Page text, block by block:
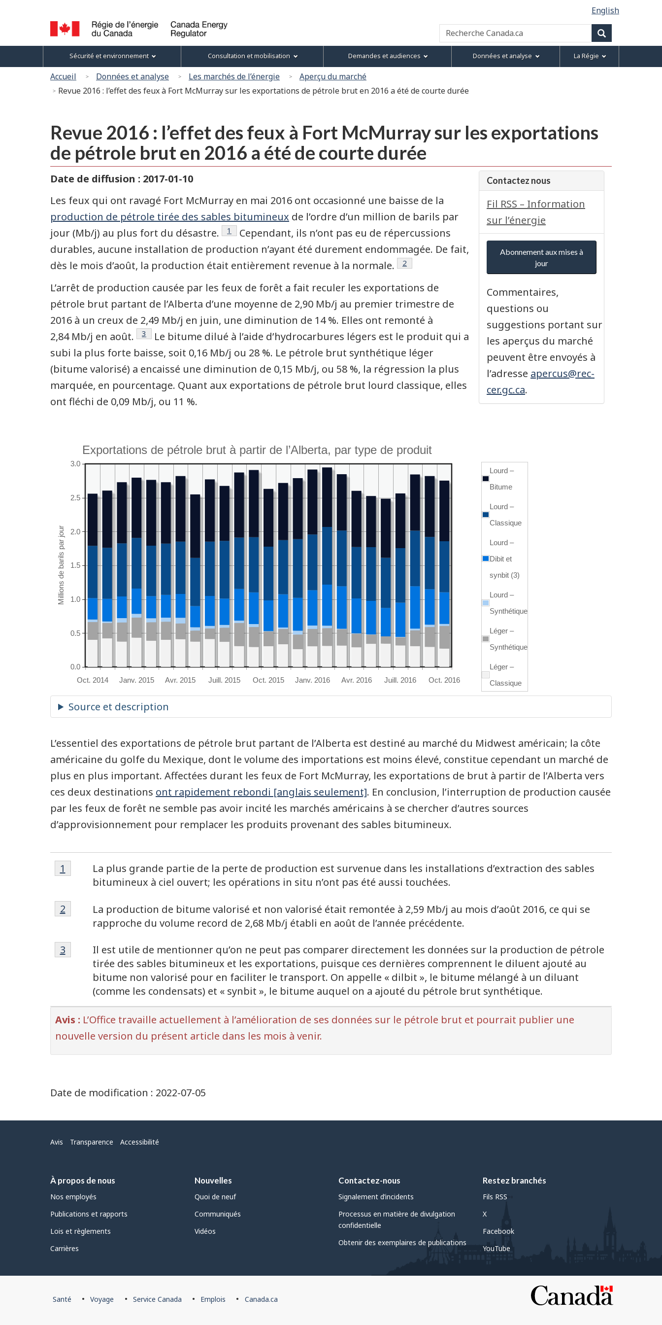
principal
propos
ce
site »
la
langue
English
Canada
Energy
Regulator
/
Régie
du
Canada
Recherche
Canada.ca
Recherche
Menu
des
sujets
Sécurité et environnement Consultation et mobilisation Demandes et audiences Données et analyse La Régie
Accueil Données et analyse Les marchés de l’énergie
Aperçu du marché
Revue 2016 : l’effet des feux à Fort McMurray sur les exportations de pétrole brut en 2016 a été de courte durée
Revue 2016 : l’effet des feux à Fort McMurray sur les exportations
de pétrole brut en 2016 a été de courte durée
Contactez nous
Fil RSS – Information
sur l’énergie
Abonnement aux mises à
jour
Commentaires,
questions ou
suggestions portant sur
les aperçus du marché
peuvent être envoyés à
l’adresse apercus@rec-
cer.gc.ca.
Date de diffusion : 2017-01-10
Les feux qui ont ravagé Fort McMurray en mai 2016 ont occasionné une baisse de la
production de pétrole tirée des sables bitumineux de l’ordre d’un million de barils par
jour (Mb/j) au plus fort du désastre.
Note de bas de page
1
Cependant, ils n’ont pas eu de répercussions
durables, aucune installation de production n’ayant été durement endommagée. De fait,
dès le mois d’août, la production était entièrement revenue à la normale.
Note de bas de page
2
L’arrêt de production causée par les feux de forêt a fait reculer les exportations de
pétrole brut partant de l’Alberta d’une moyenne de 2,90 Mb/j au premier trimestre de
2016 à un creux de 2,49 Mb/j en juin, une diminution de 14 %. Elles ont remonté à
2,84 Mb/j en août.
Note de bas de page
3
Le bitume dilué à l’aide d’hydrocarbures légers est le produit qui a
subi la plus forte baisse, soit 0,16 Mb/j ou 28 %. Le pétrole brut synthétique léger
(bitume valorisé) a encaissé une diminution de 0,15 Mb/j, ou 58 %, la régression la plus
marquée, en pourcentage. Quant aux exportations de pétrole brut lourd classique, elles
ont fléchi de 0,09 Mb/j, ou 11 %.
Exportations de pétrole brut à partir de l’Alberta, par type de produit
Oct. 2014 Janv. 2015 Avr. 2015 Juill. 2015 Oct. 2015 Janv. 2016 Avr. 2016 Juill. 2016 Oct. 2016
0.0
0.5
1.0
1.5
2.0
2.5
3.0
Lourd –
Bitume
Lourd –
Classique
Lourd –
Dibit et
synbit (3)
Lourd –
Synthétique
Léger –
Synthétique
Léger –
Classique
L’essentiel des exportations de pétrole brut partant de l’Alberta est destiné au marché du Midwest américain; la côte
américaine du golfe du Mexique, dont le volume des importations est moins élevé, constitue cependant un marché de
plus en plus important. Affectées durant les feux de Fort McMurray, les exportations de brut à partir de l’Alberta vers
ces deux destinations ont rapidement rebondi [anglais seulement]. En conclusion, l’interruption de production causée
par les feux de forêt ne semble pas avoir incité les marchés américains à se chercher d’autres sources
d’approvisionnement pour remplacer les produits provenant des sables bitumineux.
Note
bas
page
Note
de
de
page
La plus grande partie de la perte de production est survenue dans les installations d’extraction des sables
bitumineux à ciel ouvert; les opérations in situ n’ont pas été aussi touchées.
Retour à la référence de la note de bas de page
1
Note
de
de
page
La production de bitume valorisé et non valorisé était remontée à 2,59 Mb/j au mois d’août 2016, ce qui se
rapproche du volume record de 2,68 Mb/j établi en août de l’année précédente.
Retour à la référence de la note de bas de page
2
Note
de
Il est utile de mentionner qu’on ne peut pas comparer directement les données sur la production de pétrole
tirée des sables bitumineux et les exportations, puisque ces dernières comprennent le diluent ajouté au
bitume non valorisé pour en faciliter le transport. On appelle « dilbit », le bitume mélangé à un diluant
(comme les condensats) et « synbit », le bitume auquel on a ajouté du pétrole brut synthétique.
Retour à la référence de la note de bas de page
3
Avis : L’Office travaille actuellement à l’amélioration de ses données sur le pétrole brut et pourrait publier une
nouvelle version du présent article dans les mois à venir.
Date de modification : 2022-07-05
Menu
Avis Transparence Accessibilité
À propos de nous
Nos employés
Publications et rapports
Lois et règlements
Carrières
Nouvelles
Quoi de neuf
Communiqués
Vidéos
Contactez-nous
Signalement d’incidents
Processus en matière de divulgation
confidentielle
Obtenir des exemplaires de publications
Restez branchés
Fils RSS
X
Facebook
YouTube
Pied
Santé Voyage Service Canada Emplois Canada.ca